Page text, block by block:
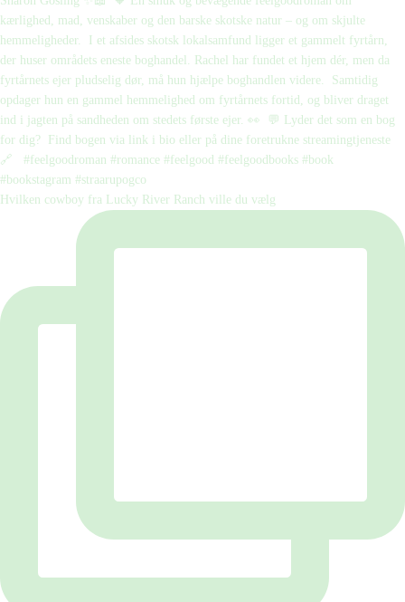
Hvilken cowboy fra Lucky River Ranch ville du vælg